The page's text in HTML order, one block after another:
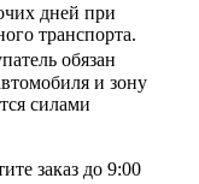
дней при
транспорта.
обязан
и зону
силами
заказ до 9:00